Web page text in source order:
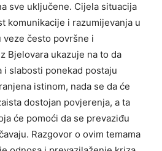
sve uključene. Cijela situacija
komunikacije i razumijevanja u
veze često površne i
Bjelovara ukazuje na to da
slabosti ponekad postaju
istinom, nada se da će
dostojan povjerenja, a ta
će pomoći da se prevaziđu
Razgovor o ovim temama